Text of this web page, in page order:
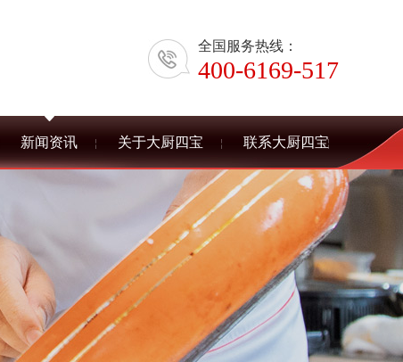
全国服务热线：
400-6169-517
新闻资讯 关于大厨四宝 联系大厨四宝